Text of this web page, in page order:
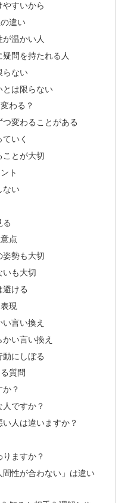
すいから
違い
温かい人
問を持たれる人
らない
とは限らない
わる？
変わることがある
いく
ことが大切
ト
ない
る
点
姿勢も大切
いも大切
避ける
現
い言い換え
かい言い換え
にしぼる
質問
？
ですか？
人は違いますか？
ますか？
間性が合わない」は違い